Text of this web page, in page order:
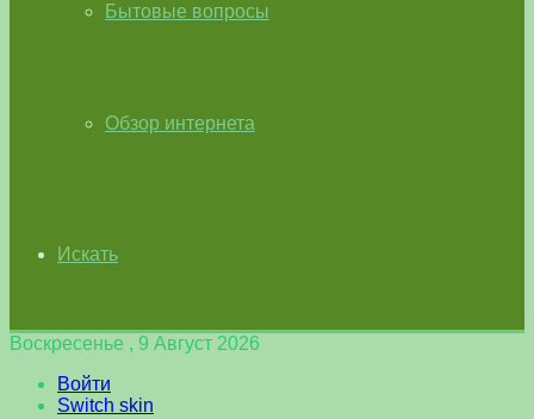
Бытовые вопросы
Обзор интернета
Искать
Воскресенье , 9 Август 2026
Войти
Switch skin